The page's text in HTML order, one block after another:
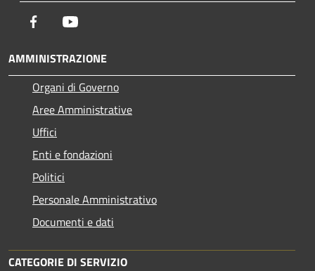
Facebook
AMMINISTRAZIONE
Organi di Governo
Aree Amministrative
Uffici
Enti e fondazioni
Politici
Personale Amministrativo
Documenti e dati
CATEGORIE DI SERVIZIO